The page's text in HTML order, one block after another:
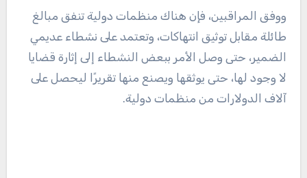
ووفق المراقبين، فإن هناك منظمات دولية تنفق مبالغ
طائلة مقابل توثيق انتهاكات، وتعتمد على نشطاء عديمي
الضمير، حتى وصل الأمر ببعض النشطاء إلى إثارة قضايا
لا وجود لها، حتى يوثقها ويصنع منها تقريرًا ليحصل على
آلاف الدولارات من منظمات دولية.